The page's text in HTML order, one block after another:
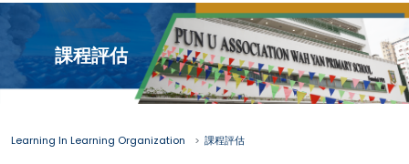
課程評估
Learning In Learning Organization 課程評估